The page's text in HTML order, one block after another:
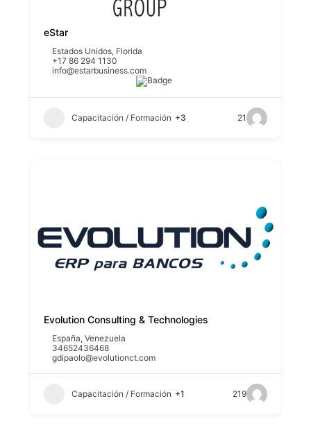
eStar
Estados Unidos, Florida
+17 86 294 1130
info@estarbusiness.com
Capacitación / Formación +3 21
Evolution Consulting & Technologies
España,Venezuela
34652436468
gdipaolo@evolutionct.com
Capacitación / Formación +1 219